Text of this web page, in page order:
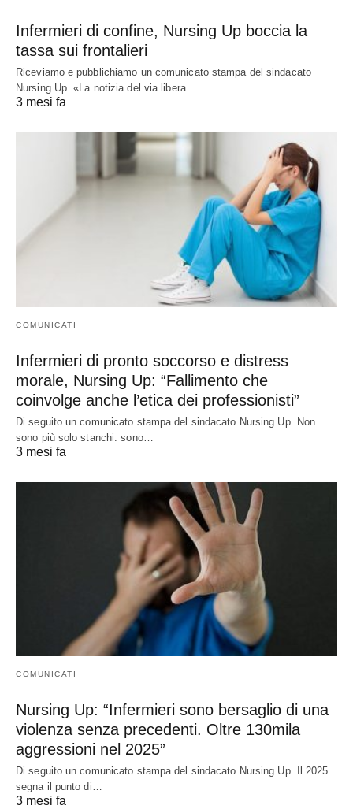
Infermieri di confine, Nursing Up boccia la
tassa sui frontalieri
Riceviamo e pubblichiamo un comunicato stampa del sindacato
Nursing Up. «La notizia del via libera…
3 mesi fa
COMUNICATI
Infermieri di pronto soccorso e distress
morale, Nursing Up: “Fallimento che
coinvolge anche l’etica dei professionisti”
Di seguito un comunicato stampa del sindacato Nursing Up. Non
sono più solo stanchi: sono…
3 mesi fa
COMUNICATI
Nursing Up: “Infermieri sono bersaglio di una
violenza senza precedenti. Oltre 130mila
aggressioni nel 2025”
Di seguito un comunicato stampa del sindacato Nursing Up. Il 2025
segna il punto di…
3 mesi fa